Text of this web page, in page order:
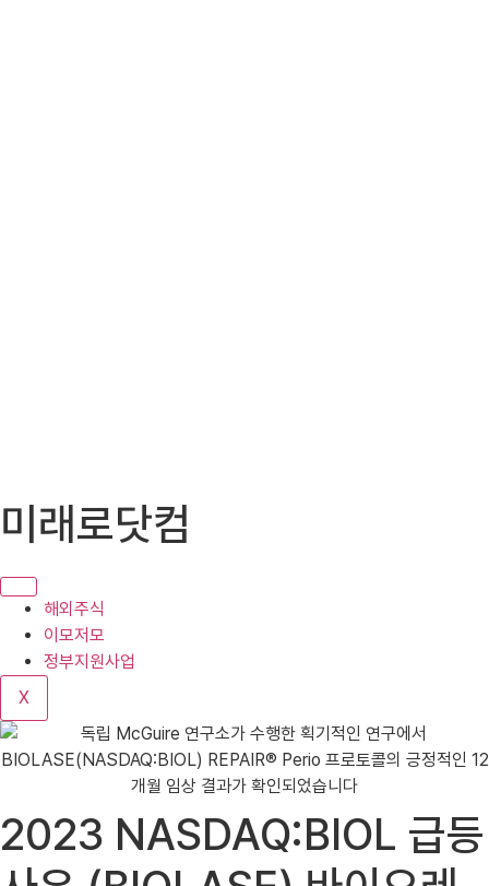
텐
로
기
미래로닷컴
해외주식
이모저모
정부지원사업
X
2023 NASDAQ:BIOL 급등